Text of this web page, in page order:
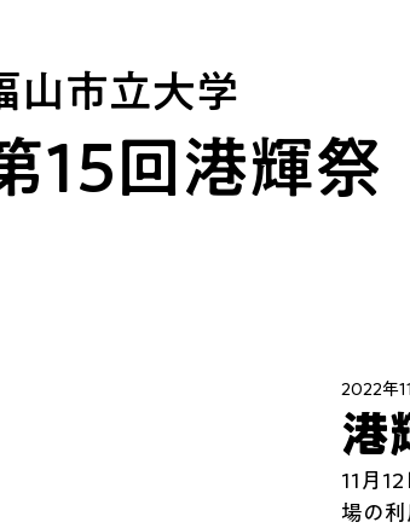
山市立大学
15回​港輝祭
港
2022年
11月
場の